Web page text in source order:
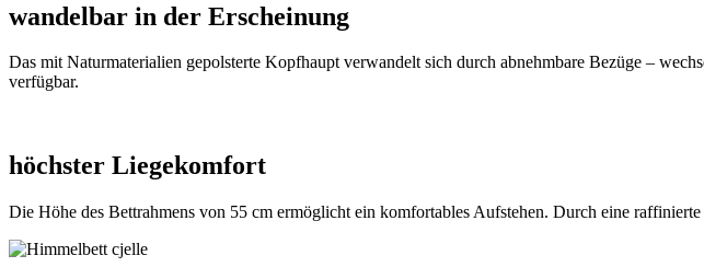
wandelbar in der Erscheinung
Das mit Naturmaterialien gepolsterte Kopfhaupt verwandelt sich durch abnehmbare Bezüge –
verfügbar.
höchster Liegekomfort
Die Höhe des Bettrahmens von 55 cm ermöglicht ein komfortables Aufstehen. Durch eine